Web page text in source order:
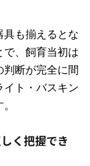
も揃えるとな
で、飼育当初は
断が完全に間
ト・バスキン
く把握でき